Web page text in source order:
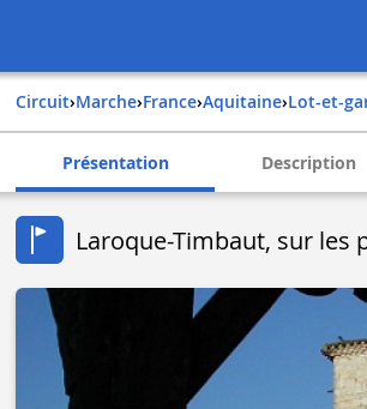
Circuit› Marche› france› aquitaine› lot-et-
Présentation Description
Laroque-Timbaut, sur les